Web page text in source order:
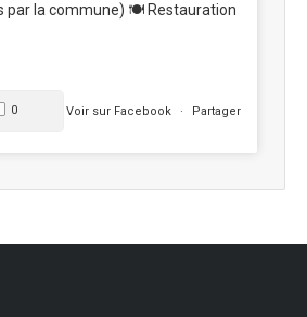
par la commune) 🍽️ Restauration
Voir sur Facebook · Partager
0